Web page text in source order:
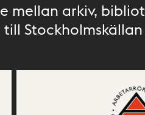
mellan arkiv,